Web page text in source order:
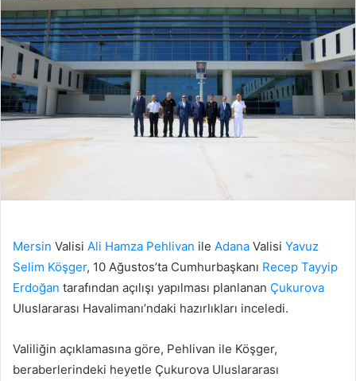
Mersin Valisi Ali Hamza Pehlivan ile Adana Valisi Yavuz
Selim Köşger, 10 Ağustos’ta Cumhurbaşkanı Recep Tayyip
Erdoğan tarafından açılışı yapılması planlanan Çukurova
Uluslararası Havalimanı’ndaki hazırlıkları inceledi.
Valiliğin açıklamasına göre, Pehlivan ile Köşger,
beraberlerindeki heyetle Çukurova Uluslararası